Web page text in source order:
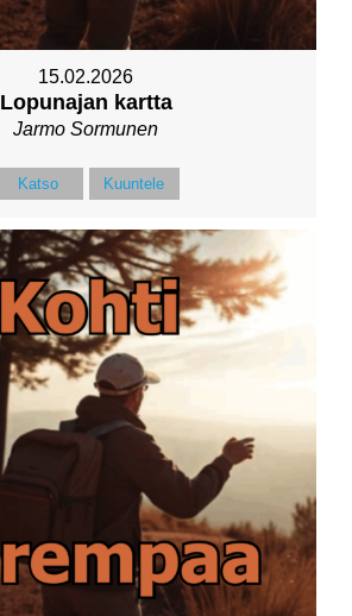
15.02.2026
Lopunajan kartta
Jarmo Sormunen
Katso Kuuntele